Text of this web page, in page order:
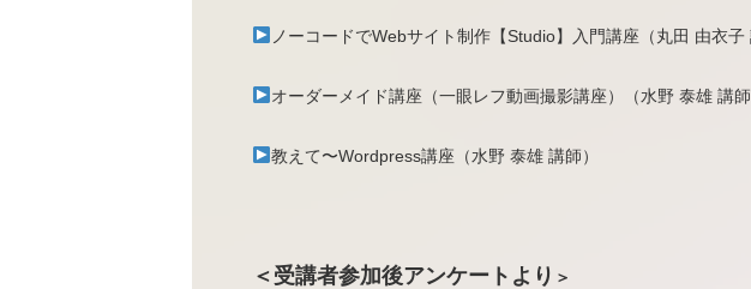
ノーコードでWebサイト制作【Studio】入門講座（丸田 由衣子
オーダーメイド講座（一眼レフ動画撮影講座）（水野 泰雄 講師
教えて〜Wordpress講座（水野 泰雄 講師）
＜受講者参加後アンケートより ＞